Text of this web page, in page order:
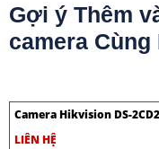
Gợi ý Thêm
camera
Camera Hikvision DS-
LIÊN HỆ